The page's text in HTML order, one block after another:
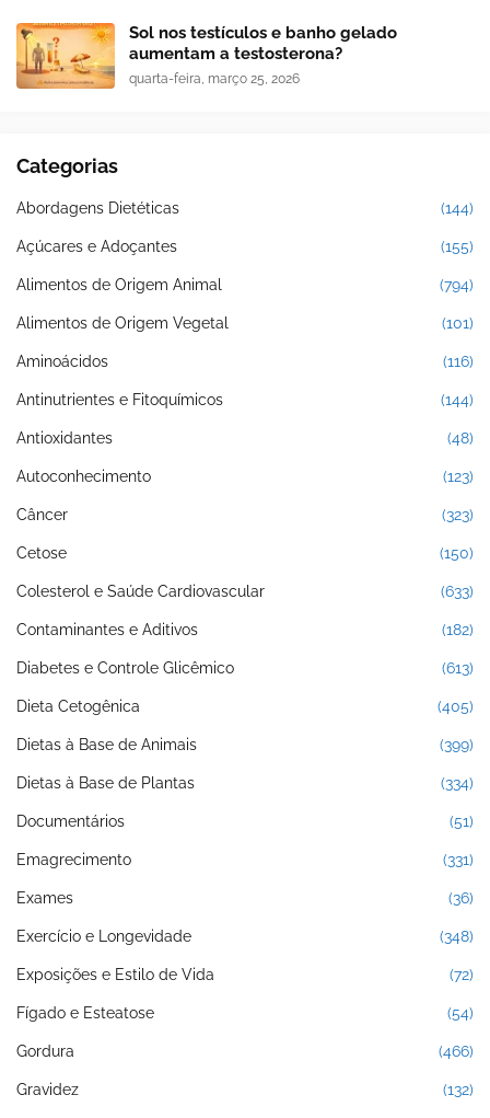
Sol nos testículos e banho gelado
aumentam a testosterona?
quarta-feira, março 25, 2026
Categorias
Abordagens Dietéticas (144)
Açúcares e Adoçantes (155)
Alimentos de Origem Animal (794)
Alimentos de Origem Vegetal (101)
Aminoácidos (116)
Antinutrientes e Fitoquímicos (144)
Antioxidantes (48)
Autoconhecimento (123)
Câncer (323)
Cetose (150)
Colesterol e Saúde Cardiovascular (633)
Contaminantes e Aditivos (182)
Diabetes e Controle Glicêmico (613)
Dieta Cetogênica (405)
Dietas à Base de Animais (399)
Dietas à Base de Plantas (334)
Documentários (51)
Emagrecimento (331)
Exames (36)
Exercício e Longevidade (348)
Exposições e Estilo de Vida (72)
Fígado e Esteatose (54)
Gordura (466)
Gravidez (132)